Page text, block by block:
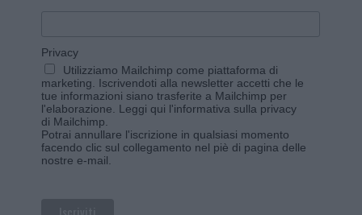
Privacy
Utilizziamo Mailchimp come piattaforma di
marketing. Iscrivendoti alla newsletter accetti che le
tue informazioni siano trasferite a Mailchimp per
l'elaborazione. Leggi qui l'informativa sulla privacy
di Mailchimp
Potrai annullare l'iscrizione in qualsiasi momento
facendo clic sul collegamento nel piè di pagina delle
nostre e-mail.